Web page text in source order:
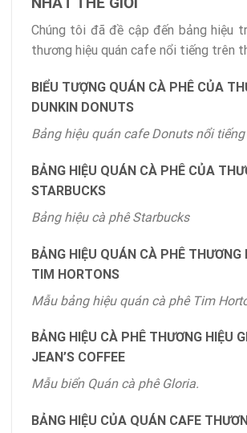
Chúng tôi đã đề cập đến bảng hiệu
thương hiệu quán cafe nổi tiếng trên
BIỂU TƯỢNG QUÁN CÀ PHÊ CỦA
DUNKIN DONUTS
Bảng hiệu quán cafe Donuts nổi
BẢNG HIỆU QUÁN CÀ PHÊ CỦA
STARBUCKS
Bảng hiệu cà phê Starbucks
BẢNG HIỆU QUÁN CÀ PHÊ THƯƠNG
TIM HORTONS
Mẫu bảng hiệu quán cà phê Tim
BẢNG HIỆU CÀ PHÊ THƯƠNG HIỆU
JEAN’S COFFEE
Mẫu biển Quán cà phê Gloria.
BẢNG HIỆU CỦA QUÁN CAFE